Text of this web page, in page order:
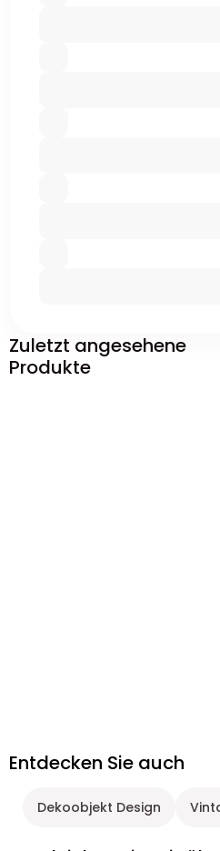
Zuletzt angesehene
Produkte
Entdecken Sie auch
Dekoobjekt Design